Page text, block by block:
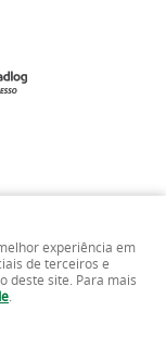
os direitos
experiência em
de terceiros e
deste site. Para mais